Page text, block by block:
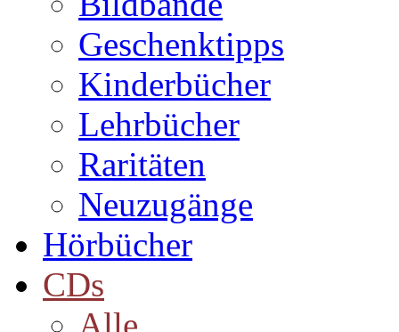
Geschenktipps
Kinderbücher
Lehrbücher
Raritäten
Neuzugänge
Hörbücher
CDs